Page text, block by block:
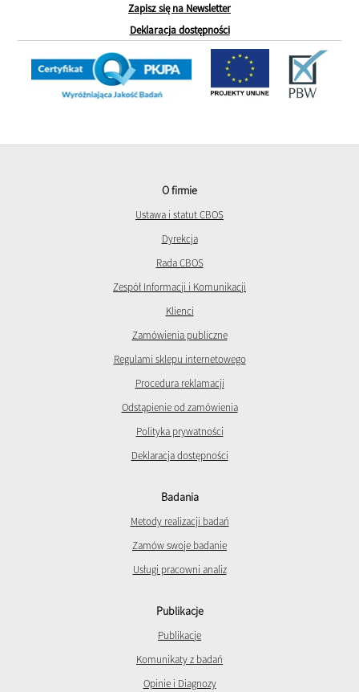
Zapisz się na Newsletter
Deklaracja dostępności
O firmie
Ustawa i statut CBOS
Dyrekcja
Rada CBOS
Zespół Informacji i Komunikacji
Klienci
Zamówienia publiczne
Regulami sklepu internetowego
Procedura reklamacji
Odstąpienie od zamówienia
Polityka prywatności
Deklaracja dostępności
Badania
Metody realizacji badań
Zamów swoje badanie
Usługi pracowni analiz
Publikacje
Publikacje
Komunikaty z badań
Opinie i Diagnozy